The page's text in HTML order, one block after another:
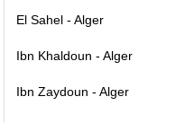
El Sahel - Alger
Ibn Khaldoun - Alger
Ibn Zaydoun - Alger